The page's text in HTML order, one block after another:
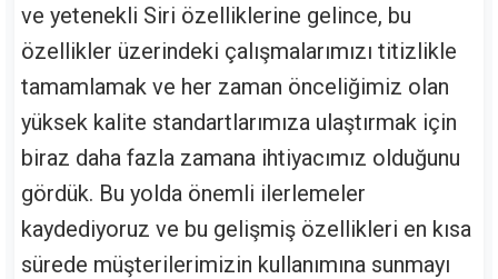
ve yetenekli Siri özelliklerine gelince, bu
özellikler üzerindeki çalışmalarımızı titizlikle
tamamlamak ve her zaman önceliğimiz olan
yüksek kalite standartlarımıza ulaştırmak için
biraz daha fazla zamana ihtiyacımız olduğunu
gördük. Bu yolda önemli ilerlemeler
kaydediyoruz ve bu gelişmiş özellikleri en kısa
sürede müşterilerimizin kullanımına sunmayı